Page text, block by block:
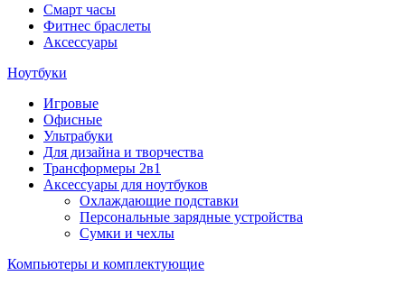
Смарт часы
Фитнес браслеты
Аксессуары
Ноутбуки
Игровые
Офисные
Ультрабуки
Для дизайна и творчества
Трансформеры 2в1
Аксессуары для ноутбуков
Охлаждающие подставки
Персональные зарядные устройства
Сумки и чехлы
Компьютеры и комплектующие